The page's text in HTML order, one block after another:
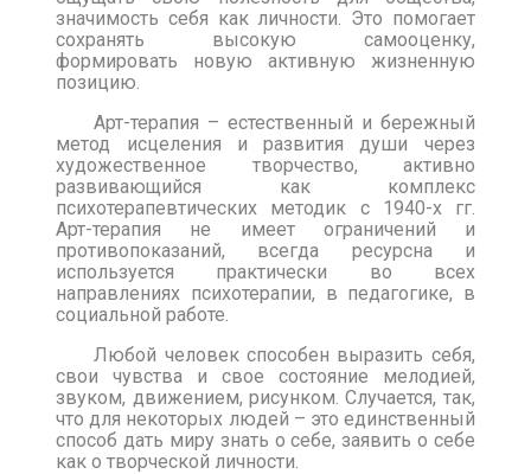
значимость себя как личности. Это помогает
сохранять высокую самооценку,
формировать новую активную жизненную
позицию.
Арт-терапия – естественный и бережный
метод исцеления и развития души через
художественное творчество, активно
развивающийся как комплекс
психотерапевтических методик с 1940-х гг.
Арт-терапия не имеет ограничений и
противопоказаний, всегда ресурсна и
используется практически во всех
направлениях психотерапии, в педагогике, в
социальной работе.
Любой человек способен выразить себя,
свои чувства и свое состояние мелодией,
звуком, движением, рисунком. Случается, так,
что для некоторых людей – это единственный
способ дать миру знать о себе, заявить о себе
как о творческой личности.